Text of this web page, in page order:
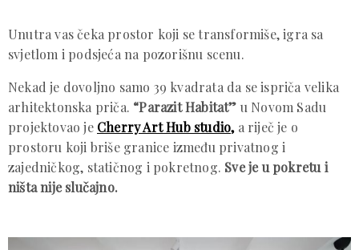
Unutra vas čeka prostor koji se transformiše, igra sa
svjetlom i podsjeća na pozorišnu scenu.
Nekad je dovoljno samo 39 kvadrata da se ispriča velika
arhitektonska priča. “Parazit Habitat” u Novom Sadu
projektovao je Cherry Art Hub studio,a riječ je o
prostoru koji briše granice između privatnog i
zajedničkog, statičnog i pokretnog. Sve je u pokretu i
ništa nije slučajno.